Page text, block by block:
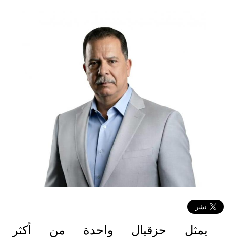
يمثل حزقيال واحدة من أكثر